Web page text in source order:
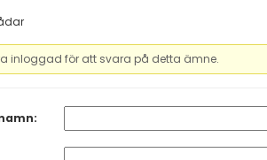
inloggad för att svara på detta ämne.